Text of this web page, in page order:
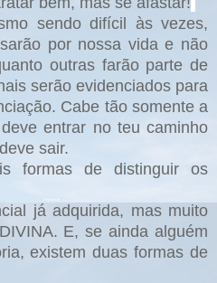
sendo difícil às vezes,
por nossa vida e não
outras farão parte de
serão evidenciados para
Cabe tão somente a
entrar no teu caminho
sair.
formas de distinguir os
já adquirida, mas muito
E, se ainda alguém
existem duas formas de